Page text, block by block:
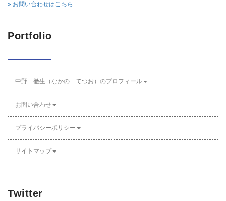
» お問い合わせはこちら
Portfolio
中野 徹生（なかの てつお）のプロフィール
お問い合わせ
プライバシーポリシー
サイトマップ
Twitter